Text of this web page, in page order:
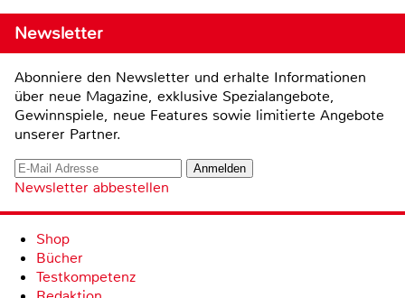
Newsletter
Abonniere den Newsletter und erhalte Informationen
über neue Magazine, exklusive Spezialangebote,
Gewinnspiele, neue Features sowie limitierte Angebote
unserer Partner.
Newsletter abbestellen
Shop
Bücher
Testkompetenz